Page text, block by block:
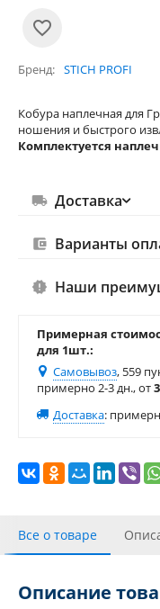
Бренд STICH PROFI
Кобура наплечная для
ношения и быстрого
Комплектуется
Доставка
Варианты
Наши
Примерная
для 1шт.:
Самовывоз, 559
примерно 2-3 дн., от
Доставка:
Все о товаре
Описание